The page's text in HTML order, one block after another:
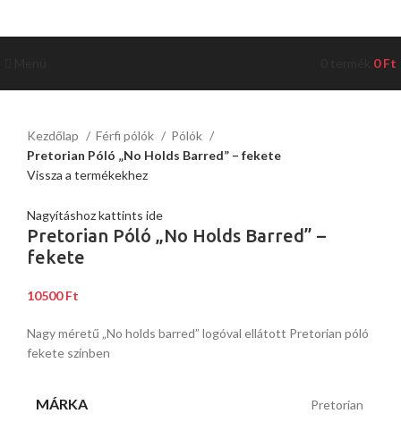
0Ft
Kezdőlap Férfi pólók
Pólók
Pretorian Póló „No Holds Barred” – fekete
Vissza a termékekhez
Nagyításhoz kattints ide
Pretorian Póló „No Holds Barred” –
fekete
10500Ft
Nagy méretű „No holds barred” logóval ellátott Pretorian póló
fekete színben
MÁRKA Pretorian